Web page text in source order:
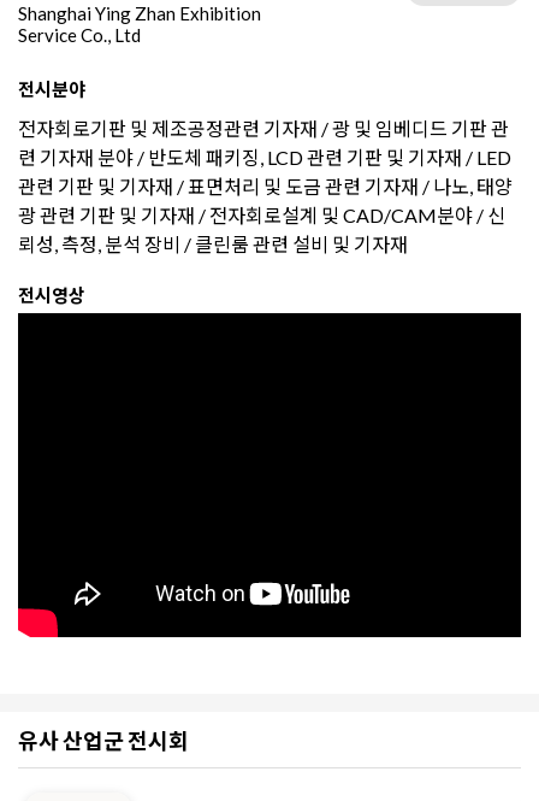
Shanghai Ying Zhan Exhibition
Service Co., Ltd
전시분야
전자회로기판 및 제조공정관련 기자재 /광 및 임베디드 기판 관
련 기자재 분야 / 반도체 패키징, LCD 관련 기판 및 기자재 / LED
관련 기판 및 기자재 / 표면처리 및 도금 관련 기자재 / 나노, 태양
광 관련 기판 및 기자재 / 전자회로설계 및 CAD/CAM분야 / 신
뢰성, 측정, 분석 장비 / 클린룸 관련 설비 및 기자재
전시영상
유사 산업군 전시회